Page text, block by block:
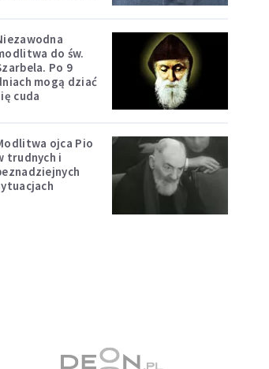
do św.
Po 9
mogą dziać
cuda
ojca Pio
trudnych i